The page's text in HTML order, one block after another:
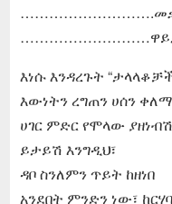
………………………ዋይታ
እነሱ እንዳረጉት
እውነትን ረግጠን ሀሰን
ሀገር ምድር የሞላው
ይታይሽ እንግዲህ፣
ዳቦ ስንለምን ጥይት ከዘነበ
አንደበት ምንድን ነው፣